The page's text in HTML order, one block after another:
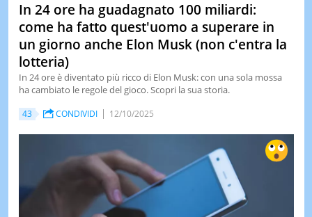
In 24 ore ha guadagnato 100 miliardi:
come ha fatto quest'uomo a superare in
un giorno anche Elon Musk (non c'entra la
lotteria)
In 24 ore è diventato più ricco di Elon Musk: con una sola mossa
ha cambiato le regole del gioco. Scopri la sua storia.
43 CONDIVIDI 12/10/2025